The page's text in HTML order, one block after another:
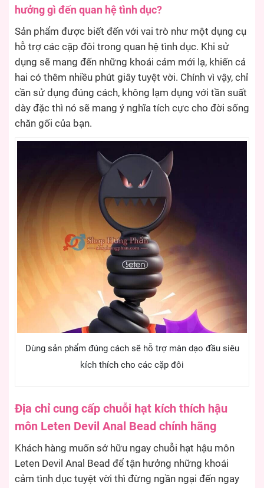
hưởng gì đến quan hệ tình dục?
Sản phẩm được biết đến với vai trò như một dụng cụ
hỗ trợ các cặp đôi trong quan hệ tình dục. Khi sử
dụng sẽ mang đến những khoái cảm mới lạ, khiến cả
hai có thêm nhiều phút giây tuyệt vời. Chính vì vậy, chỉ
cần sử dụng đúng cách, không lạm dụng với tần suất
dày đặc thì nó sẽ mang ý nghĩa tích cực cho đời sống
chăn gối của bạn.
Dùng sản phẩm đúng cách sẽ hỗ trợ màn dạo đầu siêu
kích thích cho các cặp đôi
Địa chỉ cung cấp chuỗi hạt kích thích hậu
môn Leten Devil Anal Bead chính hãng
Khách hàng muốn sở hữu ngay chuỗi hạt hậu môn
Leten Devil Anal Bead để tận hưởng những khoái
cảm tình dục tuyệt vời thì đừng ngần ngại đến ngay